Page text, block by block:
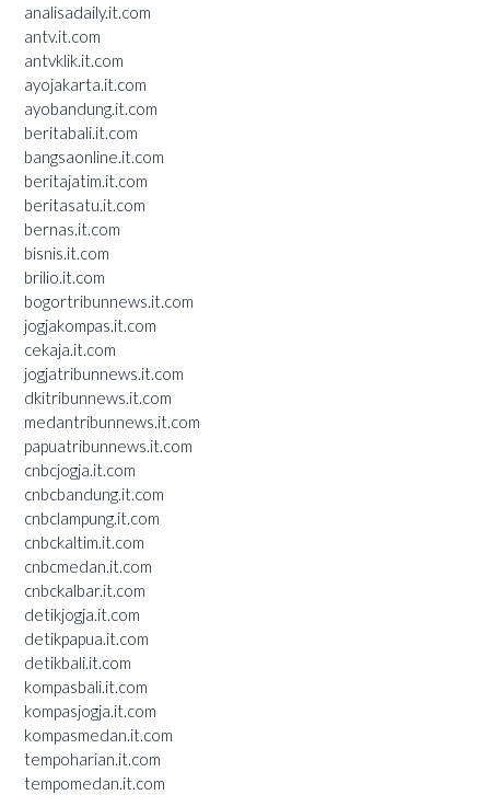
analisadaily.it.com
antv.it.com
antvklik.it.com
ayojakarta.it.com
ayobandung.it.com
beritabali.it.com
bangsaonline.it.com
beritajatim.it.com
beritasatu.it.com
bernas.it.com
bisnis.it.com
brilio.it.com
bogortribunnews.it.com
jogjakompas.it.com
cekaja.it.com
jogjatribunnews.it.com
dkitribunnews.it.com
medantribunnews.it.com
papuatribunnews.it.com
cnbcjogja.it.com
cnbcbandung.it.com
cnbclampung.it.com
cnbckaltim.it.com
cnbcmedan.it.com
cnbckalbar.it.com
detikjogja.it.com
detikpapua.it.com
detikbali.it.com
kompasbali.it.com
kompasjogja.it.com
kompasmedan.it.com
tempoharian.it.com
tempomedan.it.com